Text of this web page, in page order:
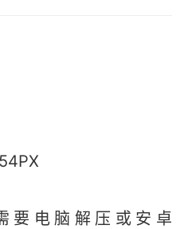
要电脑解压或安卓